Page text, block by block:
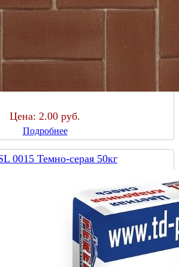
Цена: 2.00 руб.
Подробнее
0015 Темно-серая 50кг